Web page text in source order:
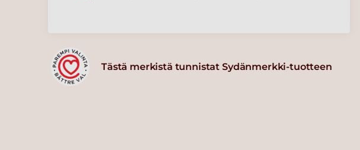
Tästä merkistä tunnistat Sydänmerkki-tuotteen